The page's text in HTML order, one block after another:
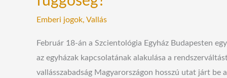
Emberi jogok, Vallás
Február 18-án a Szcientológia Egyház Budapesten
az egyházak kapcsolatának alakulása a
vallásszabadság Magyarországon hosszú utat járt be